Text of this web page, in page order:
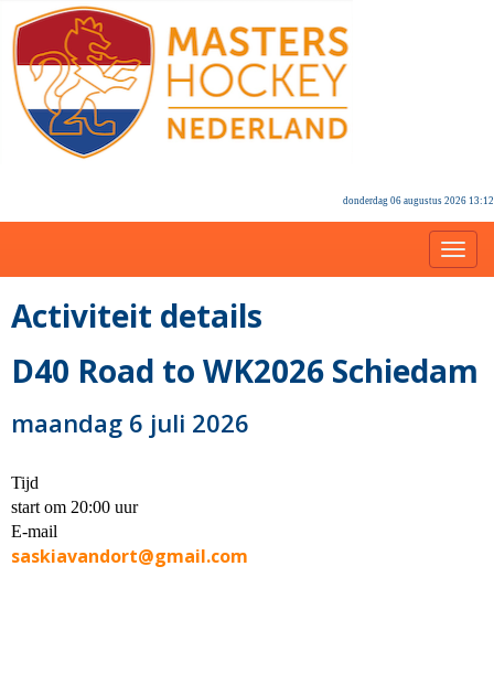
donderdag 06 augustus 2026 13:12
Activiteit details
D40 Road to WK2026 Schiedam
maandag 6 juli 2026
Tijd
start om 20:00 uur
E-mail
saskiavandort@gmail.com